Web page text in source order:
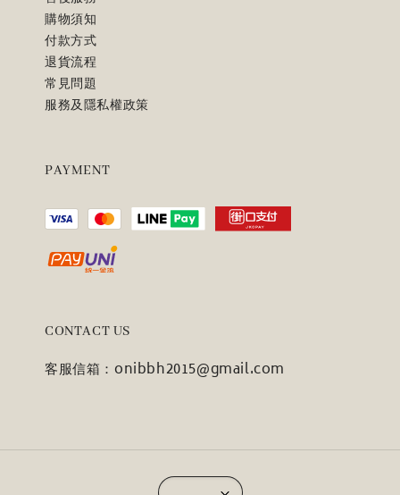
購物須知
付款方式
退貨流程
常見問題
服務及隱私權政策
PAYMENT
CONTACT US
客服信箱：onibbh2015@gmail.com